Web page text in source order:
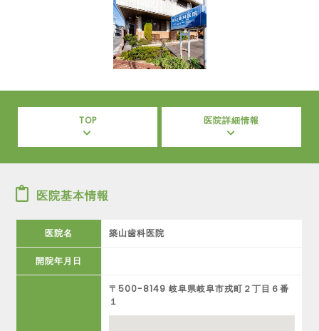
TOP 医院詳細情報
医院基本情報
医院名 築山歯科医院
開院年月日
〒500-8149 岐阜県岐阜市戎町２丁目６番
１